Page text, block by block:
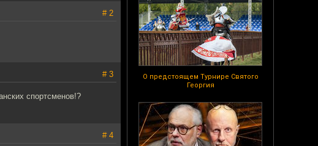
О предстоящем Турнире Святого
Георгия
# 2
# 3
спортсменов!?
# 4